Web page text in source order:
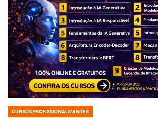
POSTED
CURSOS PROFISSIONALIZANTES